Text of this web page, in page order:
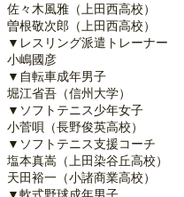
佐々木風雅（上田西高校）
曽根敬次郎（上田西高校）
▼レスリング派遣トレーナー
小嶋國彦
▼自転車成年男子
堀江省吾（信州大学）
▼ソフトテニス少年女子
小菅唄（長野俊英高校）
▼ソフトテニス支援コーチ
塩本真嵩（上田染谷丘高校）
天田裕一（小諸商業高校）